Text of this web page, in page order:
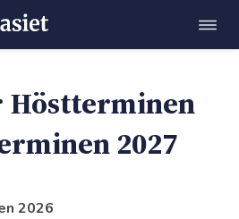
Höstterminen
2027
2026